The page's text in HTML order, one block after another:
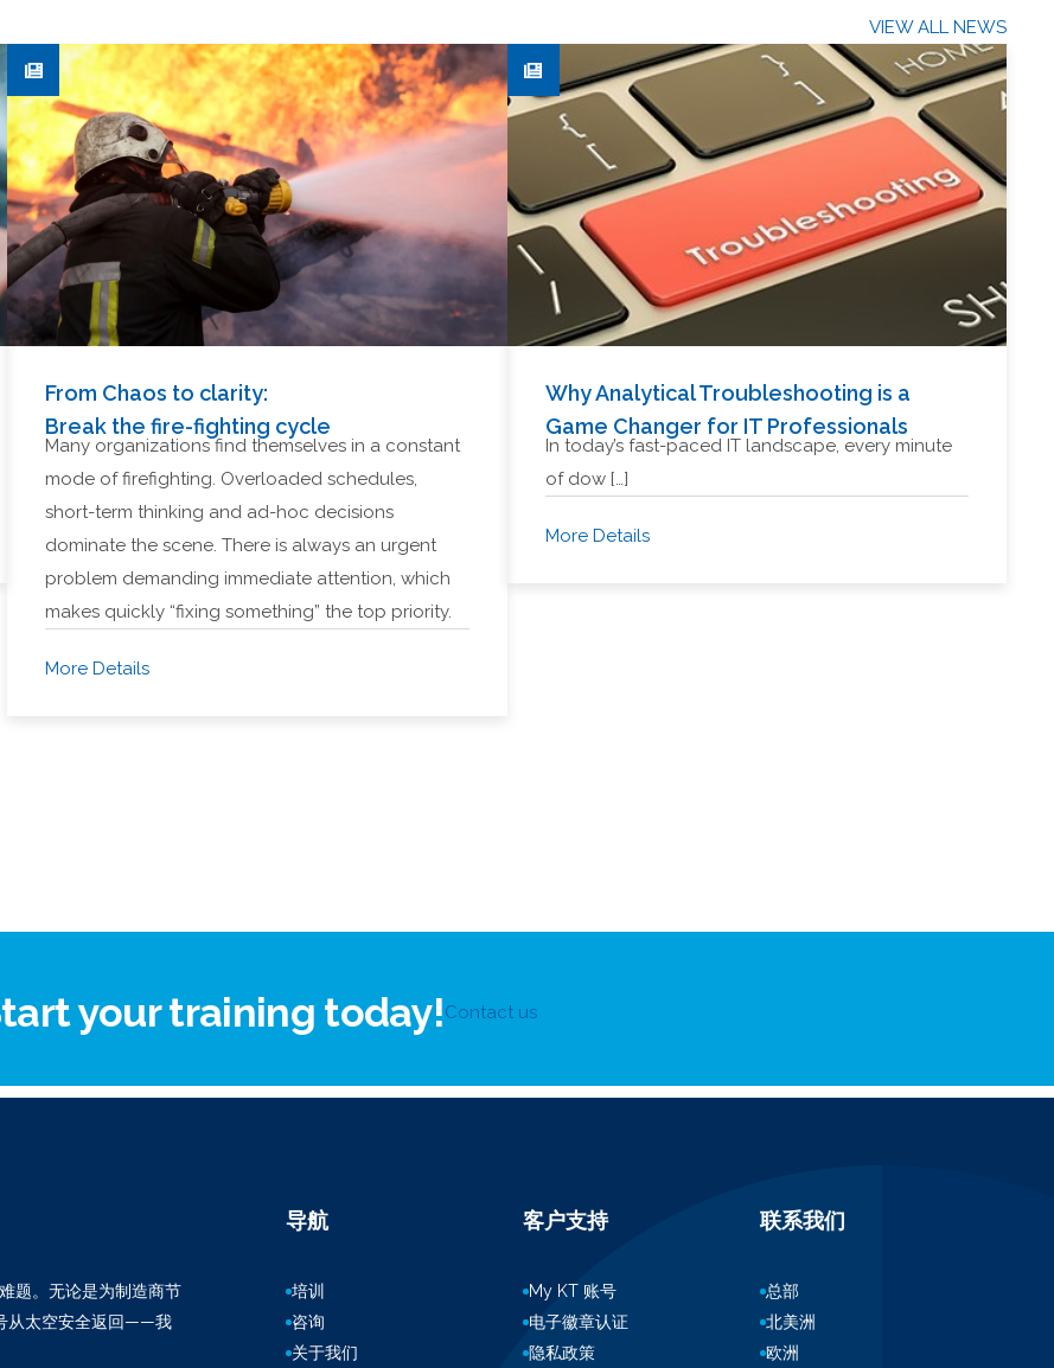
VIEW ALL NEWS
From Chaos to clarity:
Break the fire-fighting cycle
Many organizations find themselves in a constant
mode of firefighting. Overloaded schedules,
short-term thinking and ad-hoc decisions
dominate the scene. There is always an urgent
problem demanding immediate attention, which
makes quickly “fixing something” the top priority.
More Details
Why Analytical Troubleshooting is a
Game Changer for IT Professionals
In today’s fast-paced IT landscape, every minute
of dow […]
More Details
your training today!Contact us
题。无论是为制造商节
从太空安全返回——我
导航
培训
咨询
关于我们
客户支持
My KT 账号
电子徽章认证
隐私政策
联系我们
总部
北美洲
欧洲